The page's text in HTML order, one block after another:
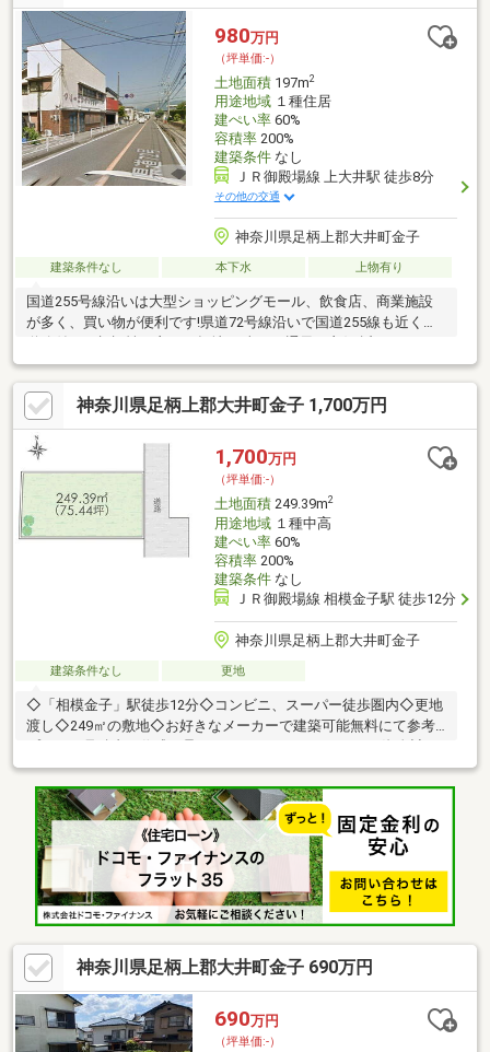
980万円
（坪単価:-）
土地面積197m2
用途地域１種住居
建ぺい率60%
容積率200%
建築条件なし
ＪＲ御殿場線 上大井駅 徒歩8分
その他の交通
神奈川県足柄上郡大井町金子
建築条件なし 本下水 上物有り
国道255号線沿いは大型ショッピングモール、飲食店、商業施設
が多く、買い物が便利です!県道72号線沿いで国道255線も近く、
プ場、ハーブガーデン、ゴルフ場があり、富士山も見えて自然を
楽しめます!町役場 徒歩5分!保育園、スーパー、病院等が徒歩9分
以内!生活しやすいエリアです!確定測量と残置物撤去後のお引渡
し!初期費用が抑えられ、解体や建築に早く取り組めます!
神奈川県足柄上郡大井町金子 1,700万円
1,700万円
（坪単価:-）
土地面積249.39m2
用途地域１種中高
建ぺい率60%
容積率200%
建築条件なし
ＪＲ御殿場線 相模金子駅 徒歩12分
神奈川県足柄上郡大井町金子
建築条件なし 更地
◇「相模金子」駅徒歩12分◇コンビニ、スーパー徒歩圏内◇更地
渡し◇249㎡の敷地◇お好きなメーカーで建築可能無料にて参考
プラン・見積書の作成も承っております。トータルでの資金計画
をご提案させていただきますのでご興味がございましたらお声が
け下さい！！
神奈川県足柄上郡大井町金子 690万円
690万円
（坪単価:-）